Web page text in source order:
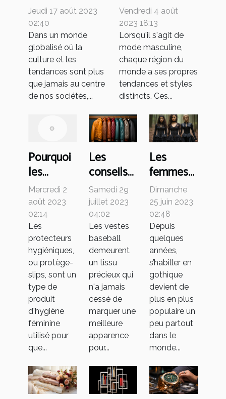
mode dans
l'économie
mondiale
Jeudi 17 août 2023
02:40
Dans un monde
globalisé où la
culture et les
tendances sont plus
que jamais au centre
de nos sociétés,...
hommes :
Comparaison
internationale
des tendances
Vendredi 4 août
2023 18:13
Lorsqu'il s'agit de
mode masculine,
chaque région du
monde a ses propres
tendances et styles
distincts. Ces...
Pourquoi
les
femmes
portent-
elles des
protège-
slips et
comment
choisir le
meilleur ?
Mercredi 2
août 2023
02:14
Les
protecteurs
hygiéniques,
ou protège-
slips, sont un
type de
produit
d'hygiène
féminine
utilisé pour
que...
Les
conseils
pour
réussir le
choix des
vestes
baseball
Samedi 29
juillet 2023
04:02
Les vestes
baseball
demeurent
un tissu
précieux qui
n'a jamais
cessé de
marquer une
meilleure
apparence
pour...
Les
femmes
peuvent
elles
s’habiller
en
gothique
?
Dimanche
25 juin 2023
02:48
Depuis
quelques
années,
s’habiller en
gothique
devient de
plus en plus
populaire un
peu partout
dans le
monde...